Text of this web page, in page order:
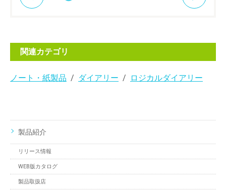
関連カテゴリ
ノート・紙製品 ダイアリー ロジカルダイアリー
製品紹介
リリース情報
WEB版カタログ
製品取扱店